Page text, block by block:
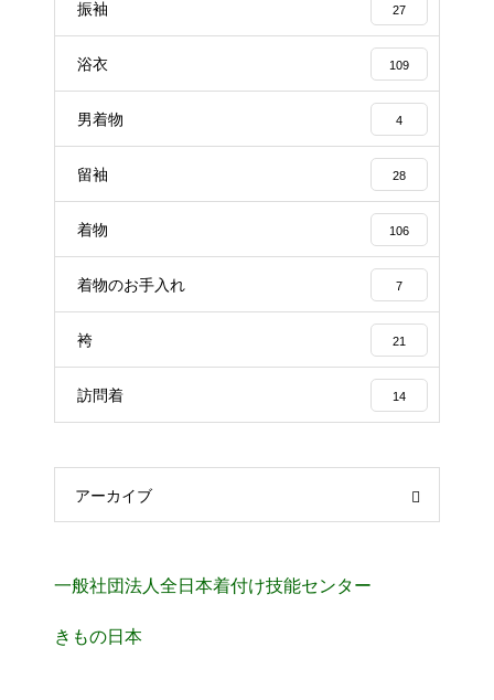
振袖 27
浴衣 109
男着物 4
留袖 28
着物 106
着物のお手入れ 7
袴 21
訪問着 14
アーカイブ
一般社団法人全日本着付け技能センター
きもの日本